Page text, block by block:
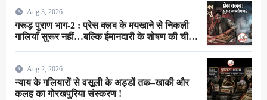
Aug 3, 2026
गरूड़ पुराण भाग-2 : प्रेस क्लब के मयखाने से निकली
गालियाँ सुरूर नहीं…बल्कि ईमानदारी के शोषण की चीख
Aug 2, 2026
न्याय के गलियारों से वसूली के अड्डों तक–खाकी और
कलह का गोरखपुरिया संस्करण !